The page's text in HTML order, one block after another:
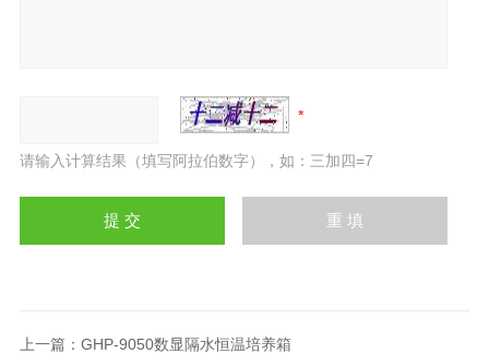
请输入计算结果（填写阿拉伯数字），如：三加四=7
上一篇： GHP-9050数显隔水恒温培养箱